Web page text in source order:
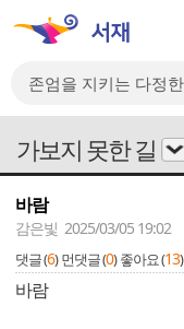
가보지 못한 길
바람
감은빛 2025/03/05 19:02
댓글 (6) 먼댓글 (0) 좋아요 (13)
바람